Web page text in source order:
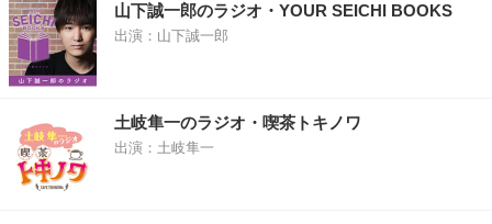
山下誠一郎のラジオ・YOUR SEICHI BOOKS
出演：山下誠一郎
土岐隼一のラジオ・喫茶トキノワ
出演：土岐隼一